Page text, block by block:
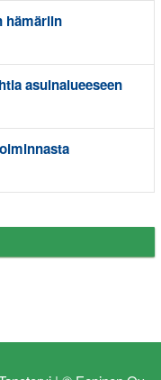
hämäriin
asuinalueeseen